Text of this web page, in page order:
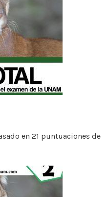
en 21 puntuaciones de